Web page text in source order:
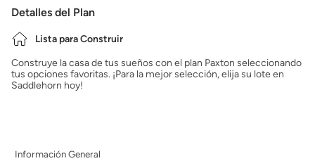
Detalles del Plan
Lista para Construir
Construye la casa de tus sueños con el plan Paxton seleccionando
tus opciones favoritas. ¡Para la mejor selección, elija su lote en
Saddlehorn hoy!
Información General